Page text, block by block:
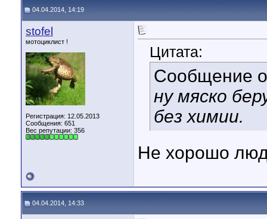
04.04.2014, 14:19
stofel
мотоциклист !
Регистрация: 12.05.2013
Сообщения: 651
Вес репутации: 356
Цитата:
Сообщение
ну мяско
без химии.
Не хорошо
04.04.2014, 14:33